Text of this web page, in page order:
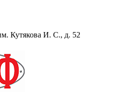
Кутякова И. С., д. 52